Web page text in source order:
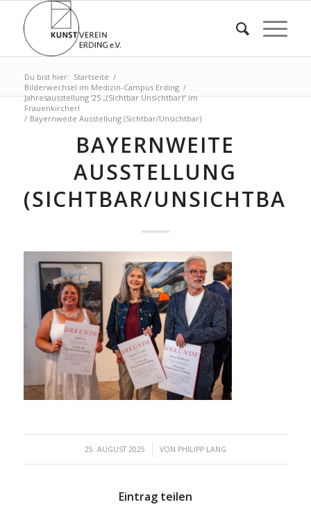
Du bist hier: Startseite /
Bilderwechsel im Medizin-Campus Erding /
Jahresausstellung ’25 „(Sichtbar Unsichtbar)“ im
Frauenkircherl
/ Bayernweite Ausstellung (Sichtbar/Unsichtbar)
BAYERNWEITE
AUSSTELLUNG
(SICHTBAR/UNSICHTBAR)
25. AUGUST 2025
/ VON PHILIPP LANG
Eintrag teilen